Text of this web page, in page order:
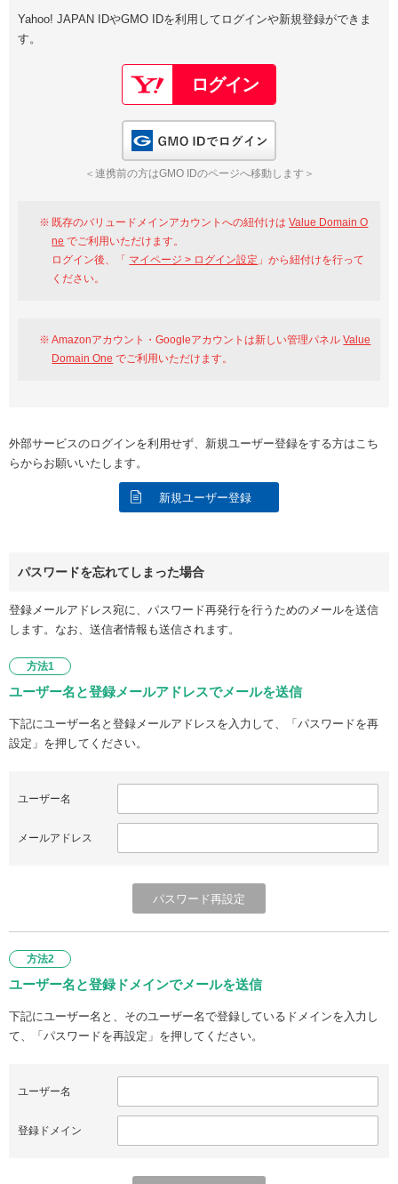
Google
GMO ID Amazon
※AmazonはValue Domain Oneのログイン画面へ遷移します
Value Domain Oneアカウント作成
以下でも登録可能
Google Yahoo!
GMO ID
Yahoo! JAPAN IDやGMO IDを利用してログインや新規登録ができま
す。
＜連携前の方はGMO IDのページへ移動します＞
既存のバリュードメインアカウントへの紐付けはValue Domain O
ne でご利用いただけます。
ログイン後、「 マイページ > ログイン設定 」から紐付けを行って
ください。
Amazonアカウント・Googleアカウントは新しい管理パネルValue
Domain One でご利用いただけます。
外部サービスのログインを利用せず、新規ユーザー登録をする方はこち
らからお願いいたします。
新規ユーザー登録
パスワードを忘れてしまった場合
登録メールアドレス宛に、パスワード再発行を行うためのメールを送信
します。なお、送信者情報も送信されます。
方法1
ユーザー名と登録メールアドレスでメールを送信
下記にユーザー名と登録メールアドレスを入力して、「パスワードを再
設定」を押してください。
ユーザー名
メールアドレス
方法2
ユーザー名と登録ドメインでメールを送信
下記にユーザー名と、そのユーザー名で登録しているドメインを入力し
て、「パスワードを再設定」を押してください。
ユーザー名
登録ドメイン